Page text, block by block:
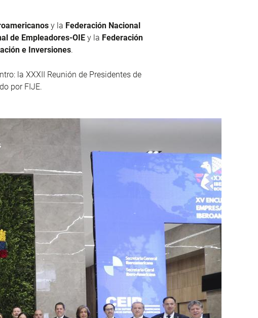
y la Federación Nacional
de Empleadores-OIE y la Federación
e Inversiones.
la XXXII Reunión de Presidentes de
por FIJE.